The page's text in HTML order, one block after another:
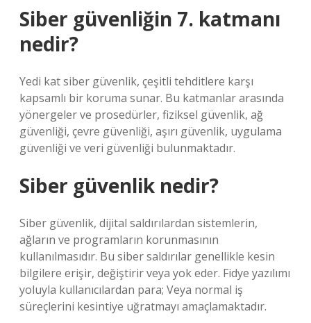
Siber güvenliğin 7. katmanı
nedir?
Yedi kat siber güvenlik, çeşitli tehditlere karşı
kapsamlı bir koruma sunar. Bu katmanlar arasında
yönergeler ve prosedürler, fiziksel güvenlik, ağ
güvenliği, çevre güvenliği, aşırı güvenlik, uygulama
güvenliği ve veri güvenliği bulunmaktadır.
Siber güvenlik nedir?
Siber güvenlik, dijital saldırılardan sistemlerin,
ağların ve programların korunmasının
kullanılmasıdır. Bu siber saldırılar genellikle kesin
bilgilere erişir, değiştirir veya yok eder. Fidye yazılımı
yoluyla kullanıcılardan para; Veya normal iş
süreçlerini kesintiye uğratmayı amaçlamaktadır.